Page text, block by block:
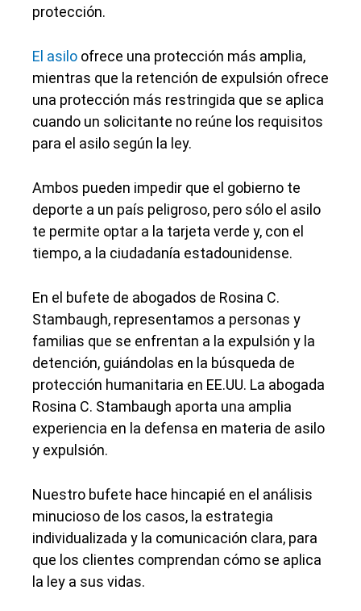
protección.
El asilo ofrece una protección más amplia,
mientras que la retención de expulsión ofrece
una protección más restringida que se aplica
cuando un solicitante no reúne los requisitos
para el asilo según la ley.
Ambos pueden impedir que el gobierno te
deporte a un país peligroso, pero sólo el asilo
te permite optar a la tarjeta verde y, con el
tiempo, a la ciudadanía estadounidense.
En el bufete de abogados de Rosina C.
Stambaugh, representamos a personas y
familias que se enfrentan a la expulsión y la
detención, guiándolas en la búsqueda de
protección humanitaria en EE.UU. La abogada
Rosina C. Stambaugh aporta una amplia
experiencia en la defensa en materia de asilo
y expulsión.
Nuestro bufete hace hincapié en el análisis
minucioso de los casos, la estrategia
individualizada y la comunicación clara, para
que los clientes comprendan cómo se aplica
la ley a sus vidas.